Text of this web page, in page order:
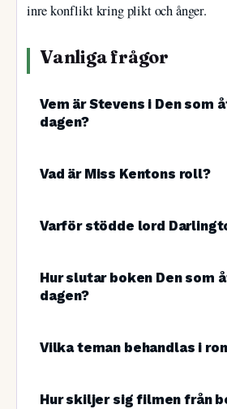
inre konflikt kring plikt och ånger.
Vanliga frågor
Vem är Stevens i Den som
dagen?
Vad är Miss Kentons roll?
Varför stödde lord
Hur slutar boken Den som
dagen?
Vilka teman behandlas i
Hur skiljer sig filmen från